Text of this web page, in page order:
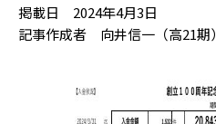
掲載日 2024年4月3日
記事作成者 向井信一（高21期）